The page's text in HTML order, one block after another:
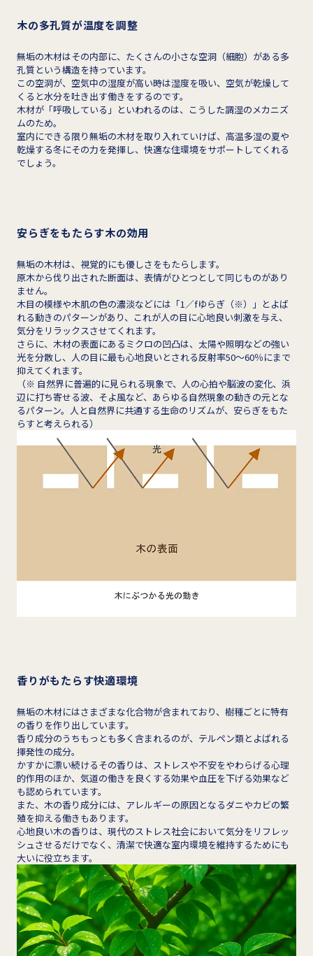
木の多孔質が温度を調整
無垢の木材はその内部に、たくさんの小さな空洞（細胞）がある多
孔質という構造を持っています。
この空洞が、空気中の湿度が高い時は湿度を吸い、空気が乾燥して
くると水分を吐き出す働きをするのです。
木材が「呼吸している」といわれるのは、こうした調湿のメカニズ
ムのため。
室内にできる限り無垢の木材を取り入れていけば、高温多湿の夏や
乾燥する冬にその力を発揮し、快適な住環境をサポートしてくれる
でしょう。
安らぎをもたらす木の効用
無垢の木材は、視覚的にも優しさをもたらします。
原木から伐り出された断面は、表情がひとつとして同じものがあり
ません。
木目の模様や木肌の色の濃淡などには「1／fゆらぎ（※）」とよば
れる動きのパターンがあり、これが人の目に心地良い刺激を与え、
気分をリラックスさせてくれます。
さらに、木材の表面にあるミクロの凹凸は、太陽や照明などの強い
光を分散し、人の目に最も心地良いとされる反射率50～60％にまで
抑えてくれます。
（※ 自然界に普遍的に見られる現象で、人の心拍や脳波の変化、浜
辺に打ち寄せる波、そよ風など、あらゆる自然現象の動きの元とな
るパターン。人と自然界に共通する生命のリズムが、安らぎをもた
らすと考えられる）
香りがもたらす快適環境
無垢の木材にはさまざまな化合物が含まれており、樹種ごとに特有
の香りを作り出しています。
香り成分のうちもっとも多く含まれるのが、テルペン類とよばれる
揮発性の成分。
かすかに漂い続けるその香りは、ストレスや不安をやわらげる心理
的作用のほか、気道の働きを良くする効果や血圧を下げる効果など
も認められています。
また、木の香り成分には、アレルギーの原因となるダニやカビの繁
殖を抑える働きもあります。
心地良い木の香りは、現代のストレス社会において気分をリフレッ
シュさせるだけでなく、清潔で快適な室内環境を維持するためにも
大いに役立ちます。